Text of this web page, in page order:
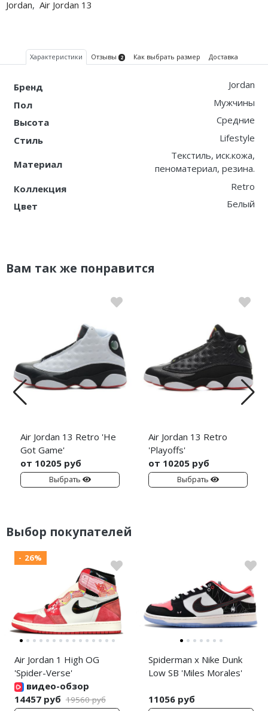
Jordan, Air Jordan 13
Характеристики Отзывы 2 Как выбрать размер Доставка
Бренд
Jordan
Пол
Мужчины
Высота
Средние
Стиль
Lifestyle
Материал
Текстиль, иск.кожа,
пеноматериал, резина.
Коллекция
Retro
Цвет
Белый
Вам так же понравится
Air Jordan 13 Retro 'He
Got Game'
от 10205 руб
Выбрать
Air Jordan 13 Retro
'Playoffs'
от 10205 руб
Выбрать
Выбор покупателей
- 26%
Air Jordan 1 High OG
'Spider-Verse'
видео-обзор
14457 руб 19560 руб
Spiderman x Nike Dunk
Low SB 'Miles Morales'
11056 руб
Nike Foamposite